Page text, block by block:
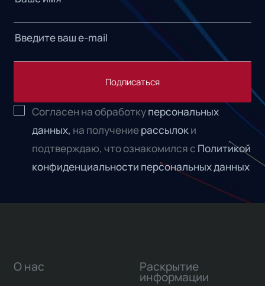
Подписаться
Согласен на обработкуперсональных
данных, на получениерассылоки
подтверждаю, что ознакомился с Политикой
конфиденциальности персональных данных
О нас Раскрытие
информации